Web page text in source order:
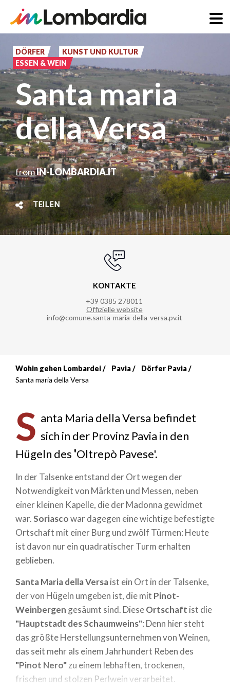
zum
Inhalt
DÖRFER
KUNST UND KULTUR
ESSEN & WEIN
Santa maria
della Versa
fromIN-LOMBARDIA.IT
TEILEN
KONTAKTE
+39 0385 278011
Offizielle website
info@comune.santa-maria-della-versa.pv.it
Breadcrumb
Wohin gehen Lombardei Pavia
Dörfer Pavia
Santa maria della Versa
S anta Maria della Versa befindet
sich in der Provinz Pavia in den
Hügeln des 'Oltrepò Pavese'.
In der Talsenke entstand der Ort wegen der
Notwendigkeit von Märkten und Messen, neben
einer kleinen Kapelle, die der Madonna gewidmet
war.Soriascowar dagegen eine wichtige befestigte
Ortschaft mit einer Burg und zwölf Türmen: Heute
ist davon nur ein quadratischer Turm erhalten
geblieben.
Santa Maria della Versaist ein Ort in der Talsenke,
der von Hügeln umgeben ist, die mit Pinot-
Weinbergen gesäumt sind. DieseOrtschaft ist die
"Hauptstadt des Schaumweins": Denn hier steht
das größte Herstellungsunternehmen von Weinen,
das seit mehr als einem Jahrhundert Reben des
"Pinot Nero"zu einem lebhaften, trockenen,
frischen und stolzen Perlwein verarbeitet.